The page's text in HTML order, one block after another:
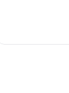
실에서 보이는 전망